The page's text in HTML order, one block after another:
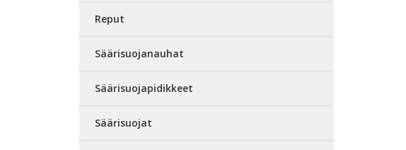
Reput
Säärisuojanauhat
Säärisuojapidikkeet
Säärisuojat